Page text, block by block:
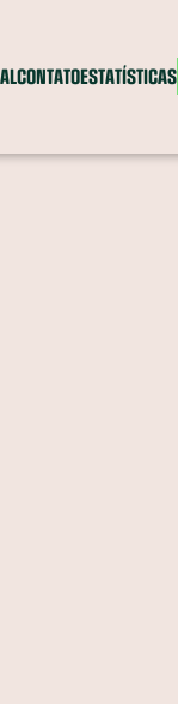
CONTATOESTATÍSTICAS